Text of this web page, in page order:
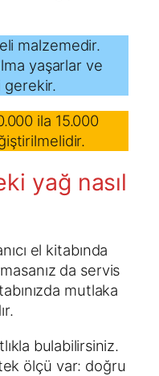
malzemedir.
yaşarlar ve
gerekir.
ila 15.000
yağ nasıl
el kitabında
da servis
mutlaka
bulabilirsiniz.
ölçü var: doğru